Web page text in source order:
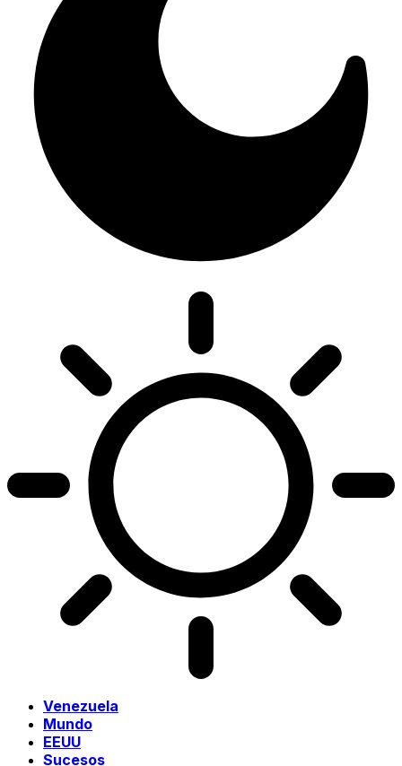
Venezuela
Mundo
EEUU
Sucesos